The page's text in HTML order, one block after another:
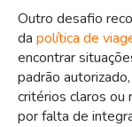
Outro desafio
da política de
encontrar
padrão
critérios claros ou
por falta de